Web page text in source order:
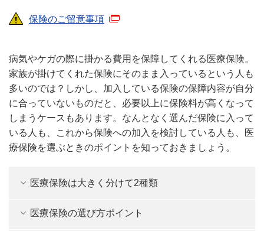
保険のご留意事項
病気やケガの際に掛かる費用を保障してくれる医療保険。
家族が掛けてくれた保険にそのまま入っているという人も
多いのでは？しかし、加入している保険の保障内容が自分
に合っていないものだと、必要以上に保険料が高くなって
しまうケースもあります。なんとなく選んだ保険に入って
いる人も、これから保険への加入を検討している人も、医
療保険を選ぶときのポイントを知っておきましょう。
医療保険は大きく分けて2種類
医療保険の選び方ポイント